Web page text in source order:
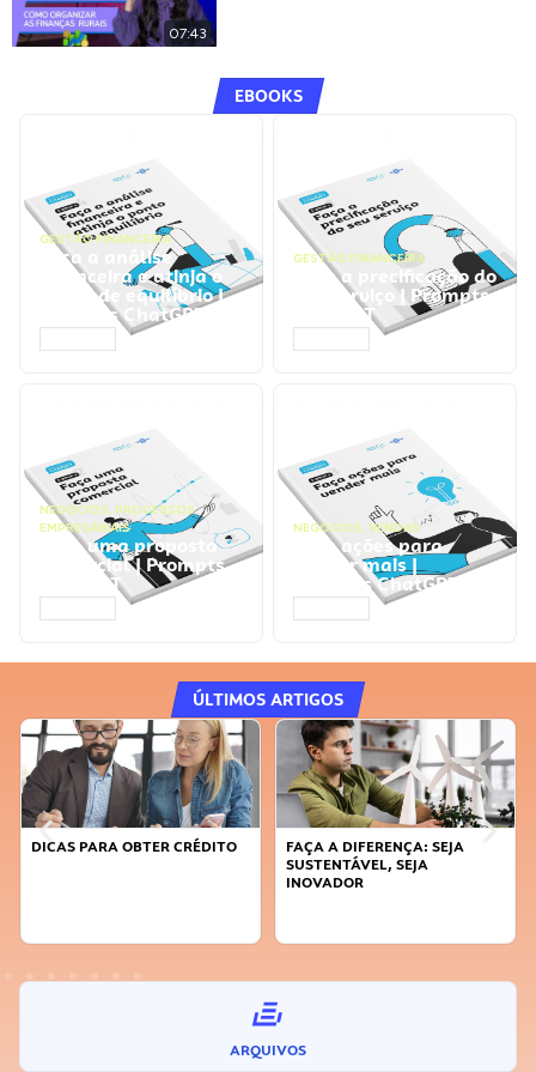
07:43
EBOOKS
GESTÃO FINANCEIRA
Faça a análise
financeira e atinja o
ponto de equilíbrio |
Prompts ChatGPT
GESTÃO FINANCEIRA
Faça a precificação do
seu serviço | Prompts
ChatGPT
NEGÓCIOS, PROCESSOS
EMPRESARIAIS
Faça uma proposta
comercial | Prompts
ChatGPT
NEGÓCIOS, VENDAS
Faça ações para
vender mais |
Prompts ChatGPT
ÚLTIMOS ARTIGOS
DICAS PARA OBTER CRÉDITO
FAÇA A DIFERENÇA: SEJA
SUSTENTÁVEL, SEJA
INOVADOR
ARQUIVOS